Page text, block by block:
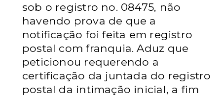
sob o registro no. 08475, não
havendo prova de que a
notificação foi feita em registro
postal com franquia. Aduz que
peticionou requerendo a
certificação da juntada do registro
postal da intimação inicial, a fim